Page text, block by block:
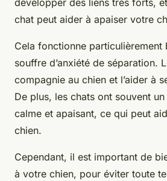
développer des liens très forts,
chat peut aider à apaiser votre
Cela fonctionne particulièrement
souffre d’anxiété de séparation.
compagnie au chien et l’aider à
De plus, les chats ont souvent
calme et apaisant, ce qui peut
chien.
Cependant, il est important de
à votre chien, pour éviter toute